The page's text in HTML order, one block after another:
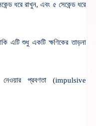
ধরে রাখুন, এবং ৫ সেকেন্ড ধরে
এটি শুধু একটিক্ষণিকের তাড়না
নেওয়ার প্রবণতা (impulsive